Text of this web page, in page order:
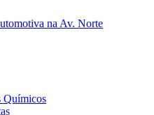
na Av. Norte
Químicos